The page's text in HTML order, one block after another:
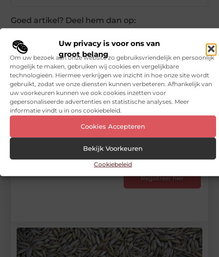
Uw privacy is voor ons van
groot belang
Om uw bezoek aan onze website zo gebruiksvriendelijk en persoonlijk
mogelijk te maken, gebruiken wij cookies en vergelijkbare
technologieën. Hiermee verkrijgen we inzicht in hoe onze site wordt
gebruikt, zodat we onze diensten kunnen verbeteren. Afhankelijk van
uw voorkeuren kunnen we ook cookies inzetten voor
gepersonaliseerde advertenties en statistische analyses. Meer
informatie vindt u in ons cookiebeleid.
Cookies Accepteren
Bekijk Voorkeuren
Cookiebeleid
Goed artikel? Deel hem dan op:
(Twitter)
Facebook Pinterest LinkedIn Email
Tags en Categorieën:
Eten en drinken
DEEL DIT:
Begin vandaag nog
met bloggen op
Vinden nu
Stuur ons een bericht
Registreer hier